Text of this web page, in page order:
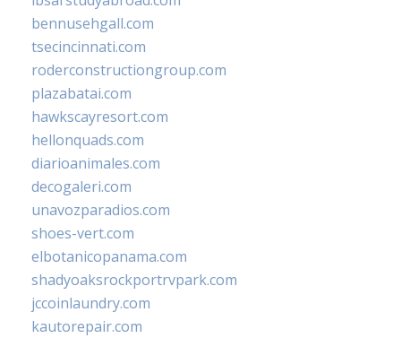
bennusehgall.com
tsecincinnati.com
roderconstructiongroup.com
plazabatai.com
hawkscayresort.com
hellonquads.com
diarioanimales.com
decogaleri.com
unavozparadios.com
shoes-vert.com
elbotanicopanama.com
shadyoaksrockportrvpark.com
jccoinlaundry.com
kautorepair.com